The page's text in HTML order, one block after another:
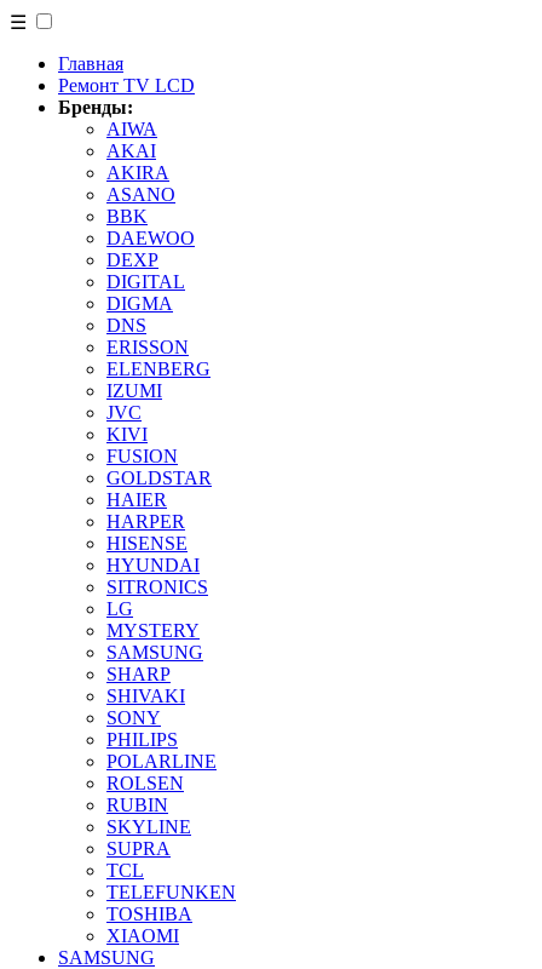
☰
Главная
Ремонт TV LCD
Бренды:
AIWA
AKAI
AKIRA
ASANO
BBK
DAEWOO
DEXP
DIGITAL
DIGMA
DNS
ERISSON
ELENBERG
IZUMI
JVC
KIVI
FUSION
GOLDSTAR
HAIER
HARPER
HISENSE
HYUNDAI
SITRONICS
LG
MYSTERY
SAMSUNG
SHARP
SHIVAKI
SONY
PHILIPS
POLARLINE
ROLSEN
RUBIN
SKYLINE
SUPRA
TCL
TELEFUNKEN
TOSHIBA
XIAOMI
SAMSUNG